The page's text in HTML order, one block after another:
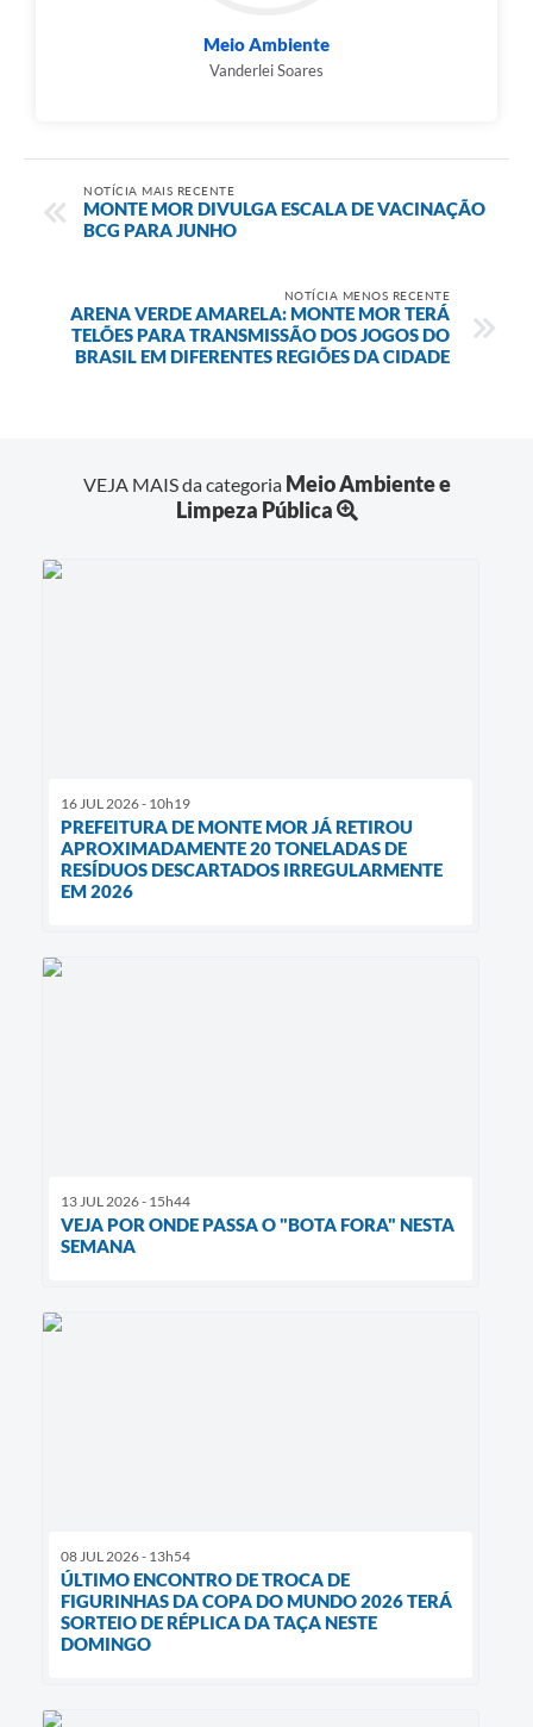
Meio Ambiente
Vanderlei Soares
NOTÍCIA MAIS RECENTE
MONTE MOR DIVULGA ESCALA DE VACINAÇÃO
BCG PARA JUNHO
NOTÍCIA MENOS RECENTE
ARENA VERDE AMARELA: MONTE MOR TERÁ
TELÕES PARA TRANSMISSÃO DOS JOGOS DO
BRASIL EM DIFERENTES REGIÕES DA CIDADE
VEJA MAIS da categoria Meio Ambiente e
Limpeza Pública
16 JUL 2026 - 10h19
PREFEITURA DE MONTE MOR JÁ RETIROU
APROXIMADAMENTE 20 TONELADAS DE
RESÍDUOS DESCARTADOS IRREGULARMENTE
EM 2026
13 JUL 2026 - 15h44
VEJA POR ONDE PASSA O "BOTA FORA" NESTA
SEMANA
08 JUL 2026 - 13h54
ÚLTIMO ENCONTRO DE TROCA DE
FIGURINHAS DA COPA DO MUNDO 2026 TERÁ
SORTEIO DE RÉPLICA DA TAÇA NESTE
DOMINGO